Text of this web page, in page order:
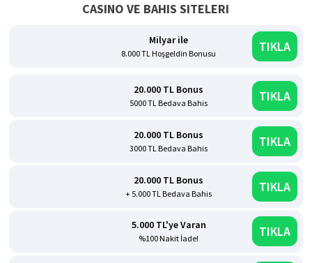
CASINO VE BAHIS SITELERI
Milyar ile
8.000 TL Hoşgeldin Bonusu TIKLA
20.000 TL Bonus
5000 TL Bedava Bahis TIKLA
20.000 TL Bonus
3000 TL Bedava Bahis TIKLA
20.000 TL Bonus
+ 5.000 TL Bedava Bahis TIKLA
5.000 TL'ye Varan
%100 Nakit İade! TIKLA